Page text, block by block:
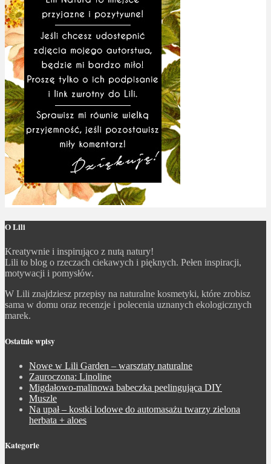
O Lili
Kreatywnie i inspirująco z nutą natury!
Lili to blog o rzeczach ciekawych i pięknych. Pełen inspiracji,
motywacji i pomysłów.
W Lili znajdziesz przepisy na naturalne kosmetyki, które zrobisz
sama w domu oraz recenzje i polecenia uznanych ekologicznych
marek.
Ostatnie wpisy
Nowe w Lili Garden – warsztaty naturalne
Zauroczona: Linoline
Migdałowo-malinowa babeczka peelingująca DIY
Muszle
Na upał – kostki lodowe do automasażu twarzy zielona
herbata + aloes
Kategorie